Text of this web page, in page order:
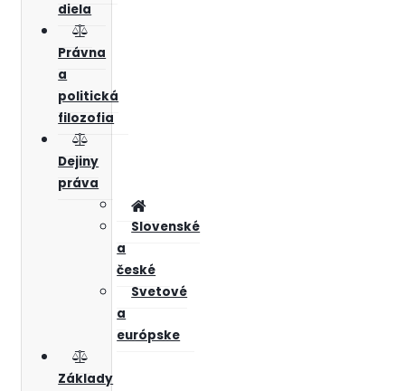
diela
Právna
a
politická
filozofia
Dejiny
práva
Slovenské
a
české
Svetové
a
európske
Základy